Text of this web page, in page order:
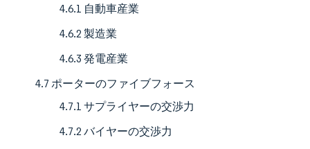
4.6.1 自動車産業
4.6.2 製造業
4.6.3 発電産業
4.7 ポーターのファイブフォース
4.7.1 サプライヤーの交渉力
4.7.2 バイヤーの交渉力